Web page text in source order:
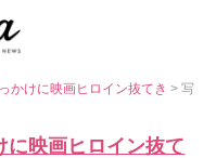
かけに映画ヒロイン抜てき> 写
映画ヒロイン抜て